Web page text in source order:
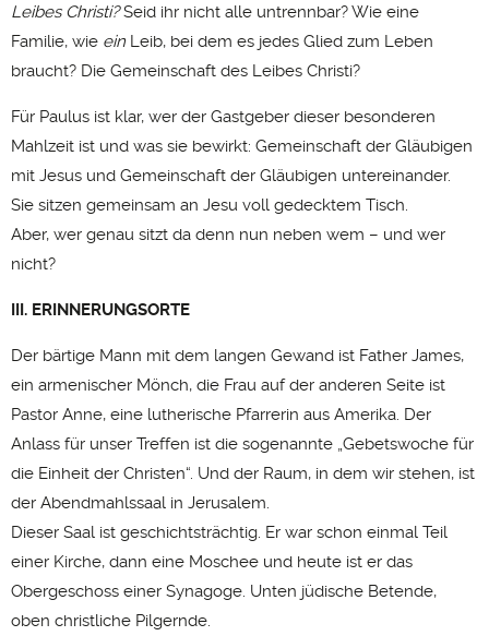
Leibes Christi?Seid ihr nicht alle untrennbar? Wie eine
Familie, wie einLeib, bei dem es jedes Glied zum Leben
braucht? Die Gemeinschaft des Leibes Christi?
Für Paulus ist klar, wer der Gastgeber dieser besonderen
Mahlzeit ist und was sie bewirkt: Gemeinschaft der Gläubigen
mit Jesus und Gemeinschaft der Gläubigen untereinander.
Sie sitzen gemeinsam an Jesu voll gedecktem Tisch.
Aber, wer genau sitzt da denn nun neben wem – und wer
nicht?
III. ERINNERUNGSORTE
Der bärtige Mann mit dem langen Gewand ist Father James,
ein armenischer Mönch, die Frau auf der anderen Seite ist
Pastor Anne, eine lutherische Pfarrerin aus Amerika. Der
Anlass für unser Treffen ist die sogenannte „Gebetswoche für
die Einheit der Christen“. Und der Raum, in dem wir stehen, ist
der Abendmahlssaal in Jerusalem.
Dieser Saal ist geschichtsträchtig. Er war schon einmal Teil
einer Kirche, dann eine Moschee und heute ist er das
Obergeschoss einer Synagoge. Unten jüdische Betende,
oben christliche Pilgernde.